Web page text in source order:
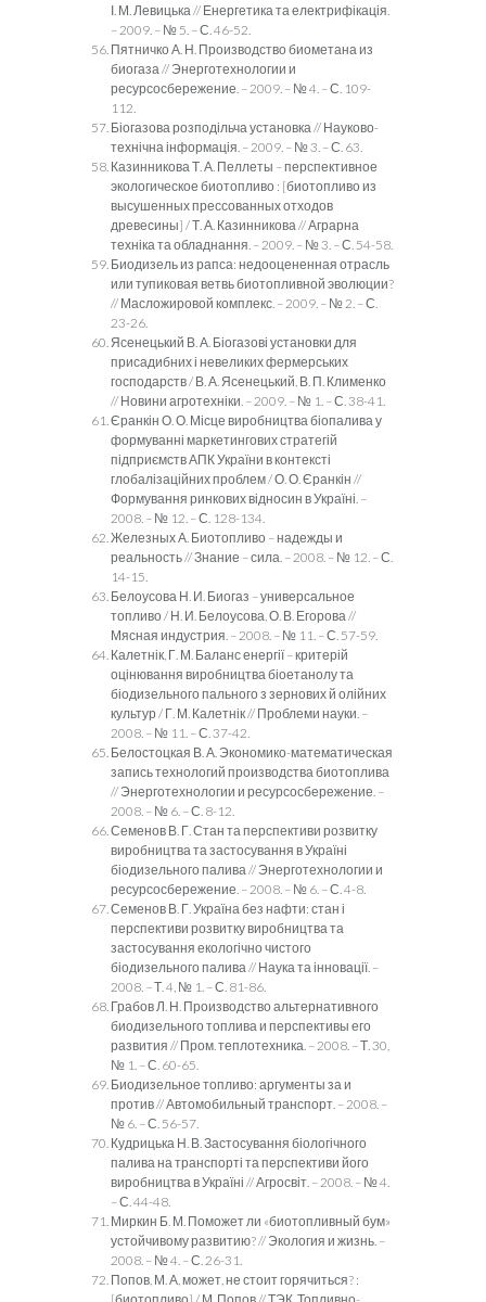
І. М. Левицька // Енергетика та електрифікація.
– 2009. – № 5. – С. 46-52.
Пятничко А. Н. Производство биометана из
биогаза // Энерготехнологии и
ресурсосбережение. – 2009. – № 4. – С. 109-
112.
Біогазова розподільча установка // Науково-
технічна інформація. – 2009. – № 3. – С. 63.
Казинникова Т. А. Пеллеты – перспективное
экологическое биотопливо : [биотопливо из
высушенных прессованных отходов
древесины] / Т. А. Казинникова // Аграрна
техніка та обладнання. – 2009. – № 3. – С. 54-58.
Биодизель из рапса: недооцененная отрасль
или тупиковая ветвь биотопливной эволюции?
// Масложировой комплекс. – 2009. – № 2. – С.
23-26.
Ясенецький В. А. Біогазові установки для
присадибних і невеликих фермерських
господарств / В. А. Ясенецький, В. П. Клименко
// Новини агротехніки. – 2009. – № 1. – С. 38-41.
Єранкін О. О. Місце виробництва біопалива у
формуванні маркетингових стратегій
підприємств АПК України в контексті
глобалізаційних проблем / О. О. Єранкін //
Формування ринкових відносин в Україні. –
2008. – № 12. – С. 128-134.
Железных А. Биотопливо – надежды и
реальность // Знание – сила. – 2008. – № 12. – С.
14-15.
Белоусова Н. И. Биогаз – универсальное
топливо / Н. И. Белоусова, О. В. Егорова //
Мясная индустрия. – 2008. – № 11. – С. 57-59.
Калетнік, Г. М. Баланс енергії – критерій
оцінювання виробництва біоетанолу та
біодизельного пального з зернових й олійних
культур / Г. М. Калетнік // Проблеми науки. –
2008. – № 11. – С. 37-42.
Белостоцкая В. А. Экономико-математическая
запись технологий производства биотоплива
// Энерготехнологии и ресурсосбережение. –
2008. – № 6. – С. 8-12.
Семенов В. Г. Стан та перспективи розвитку
виробництва та застосування в Україні
біодизельного палива // Энерготехнологии и
ресурсосбережение. – 2008. – № 6. – С. 4-8.
Семенов В. Г. Україна без нафти: стан і
перспективи розвитку виробництва та
застосування екологічно чистого
біодизельного палива // Наука та інновації. –
2008. – Т. 4, № 1. – С. 81-86.
Грабов Л. Н. Производство альтернативного
биодизельного топлива и перспективы его
развития // Пром. теплотехника. – 2008. – Т. 30,
№ 1. – С. 60-65.
Биодизельное топливо: аргументы за и
против // Автомобильный транспорт. – 2008. –
№ 6. – С. 56-57.
Кудрицька Н. В. Застосування біологічного
палива на транспорті та перспективи його
виробництва в Україні // Агросвіт. – 2008. – № 4.
– С. 44-48.
Миркин Б. М. Поможет ли «биотопливный бум»
устойчивому развитию? // Экология и жизнь. –
2008. – № 4. – С. 26-31.
Попов, М. А, может, не стоит горячиться? :